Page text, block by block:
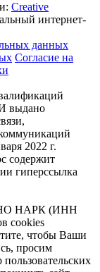
Creative
интернет-
данных
Согласие на
выдано
2022 г.
содержит
гиперссылка
АНО НАРК (ИНН
cookies
чтобы Ваши
просим